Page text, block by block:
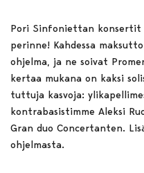
Pori Sinfoniettan konsertit
perinne! Kahdessa
ohjelma, ja ne soivat
kertaa mukana on kaksi
tuttuja kasvoja:
kontrabasistimme Aleksi
Gran duo Concertanten.
ohjelmasta.